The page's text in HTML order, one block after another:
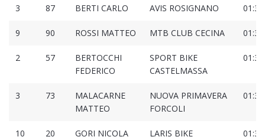
3 87 BERTI CARLO AVIS ROSIGNANO
9 90 ROSSI MATTEO MTB CLUB CECINA
2 57
BERTOCCHI
FEDERICO
SPORT BIKE
CASTELMASSA
3 73
MALACARNE
MATTEO
NUOVA PRIMAVERA
FORCOLI
10 20 GORI NICOLA LARIS BIKE